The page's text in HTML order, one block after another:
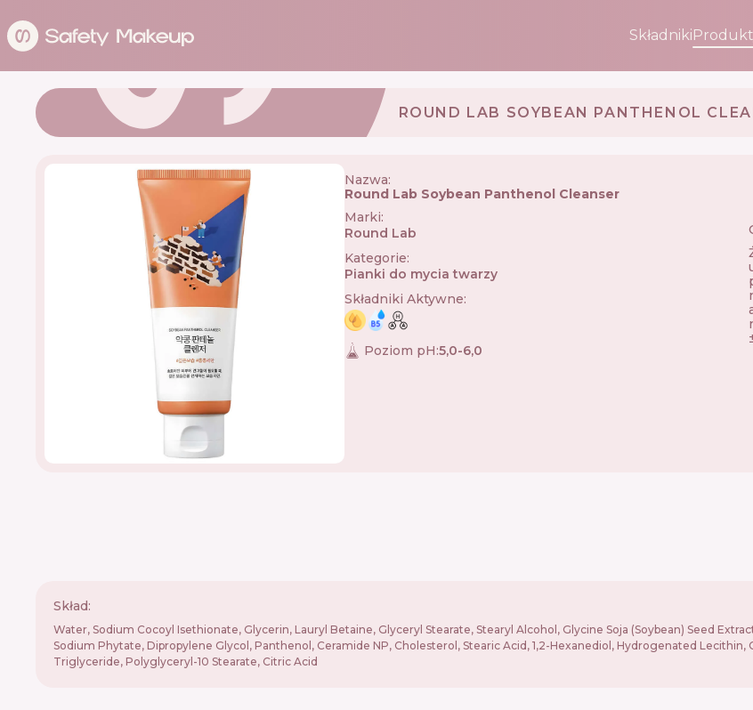
Składniki
ROUND LAB SOYBEAN PANTHENOL
Nazwa:
Round Lab Soybean Panthenol Cleanser
Marki:
Round Lab
Kategorie:
Pianki do mycia twarzy
Składniki Aktywne:
Poziom pH:5,0-6,0
Skład:
Water, Sodium Cocoyl Isethionate, Glycerin, Lauryl Betaine, Glyceryl Stearate, Stearyl Alcohol, Glycine Soja (Soybean) Seed
Sodium Phytate, Dipropylene Glycol, Panthenol, Ceramide NP, Cholesterol, Stearic Acid, 1,2-Hexanediol, Hydrogenated
Triglyceride, Polyglyceryl-10 Stearate, Citric Acid